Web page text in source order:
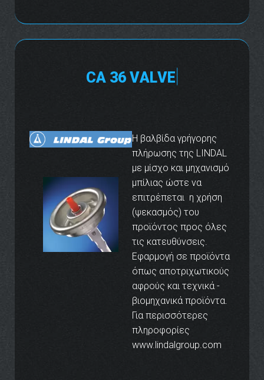
CA 36 VALVE
Η βαλβίδα γρήγορης
πλήρωσης της LINDAL
με μίσχο και μηχανισμό
μπίλιας ώστε να
επιτρέπεται η χρήση
(ψεκασμός) του
προϊόντος προς όλες
τις κατευθύνσεις.
Εφαρμογή σε προϊόντα
όπως αποτριχωτικούς
αφρούς και τεχνικά -
βιομηχανικά προϊόντα.
Για περισσότερες
πληροφορίες
www.lindalgroup.com